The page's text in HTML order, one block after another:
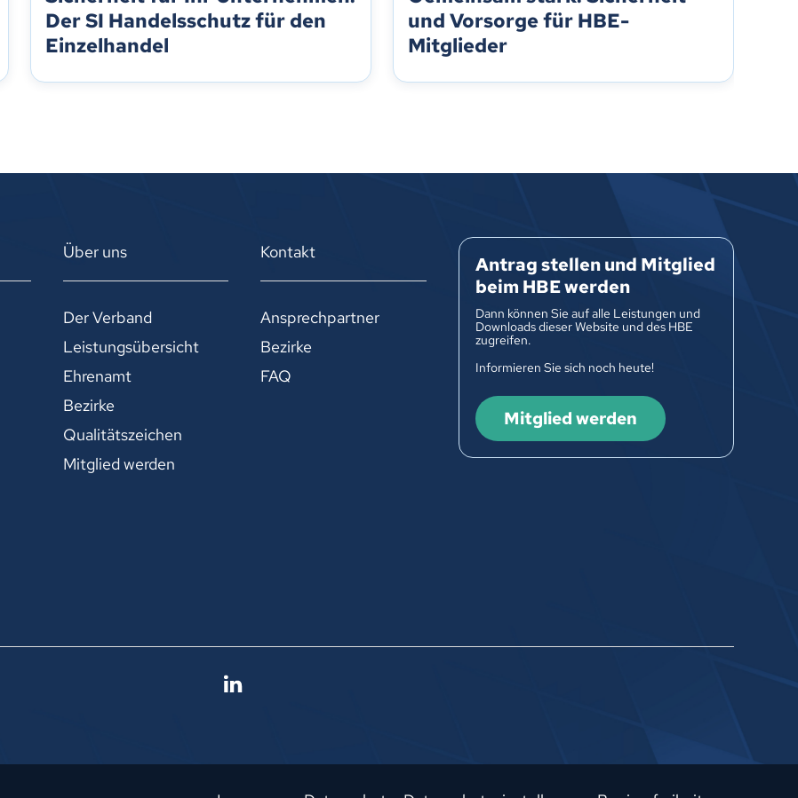
Der SI Handelsschutz für den
Einzelhandel
und Vorsorge für HBE-
Mitglieder
Über uns
Der Verband
Leistungsübersicht
Ehrenamt
Bezirke
Qualitätszeichen
Mitglied werden
Kontakt
Ansprechpartner
Bezirke
FAQ
Antrag stellen und Mitglied
beim HBE werden
Dann können Sie auf alle Leistungen und
Downloads dieser Website und des HBE
zugreifen.
Informieren Sie sich noch heute!
Mitglied werden